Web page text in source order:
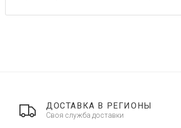
ДОСТАВКА В РЕГИОНЫ
Своя служба доставки